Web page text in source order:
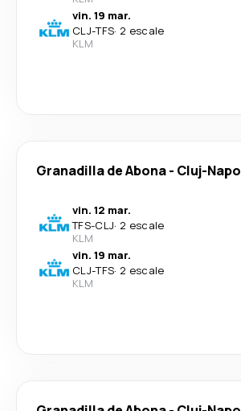
vin. 19 mar.
CLJ-TFS· 2 escale
KLM
Granadilla de Abona- Cluj-
vin. 12 mar.
TFS-CLJ· 2 escale
KLM
vin. 19 mar.
CLJ-TFS· 2 escale
KLM